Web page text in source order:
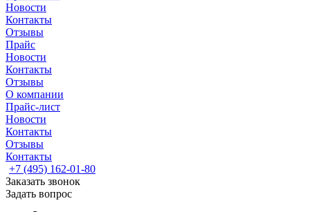
Новости
Контакты
Отзывы
Прайс
Новости
Контакты
Отзывы
О компании
Прайс-лист
Новости
Контакты
Отзывы
Контакты
+7 (495) 162-01-80
Заказать звонок
Задать вопрос